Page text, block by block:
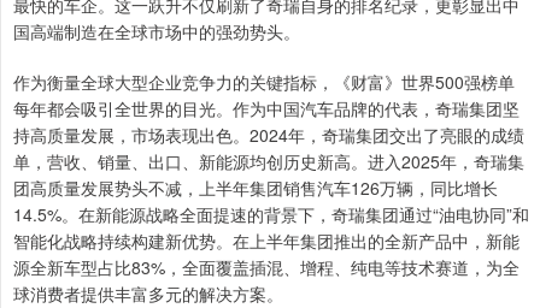
最快的车企。这一跃升不仅刷新了奇瑞自身的排名纪录，更彰显出中
国高端制造在全球市场中的强劲势头。
作为衡量全球大型企业竞争力的关键指标，《财富》世界500强榜单
每年都会吸引全世界的目光。作为中国汽车品牌的代表，奇瑞集团坚
持高质量发展，市场表现出色。2024年，奇瑞集团交出了亮眼的成绩
单，营收、销量、出口、新能源均创历史新高。进入2025年，奇瑞集
团高质量发展势头不减，上半年集团销售汽车126万辆，同比增长
14.5%。在新能源战略全面提速的背景下，奇瑞集团通过“油电协同”和
智能化战略持续构建新优势。在上半年集团推出的全新产品中，新能
源全新车型占比83%，全面覆盖插混、增程、纯电等技术赛道，为全
球消费者提供丰富多元的解决方案。